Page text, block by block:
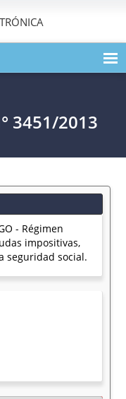
3451/2013
- Régimen
impositivas,
seguridad social.